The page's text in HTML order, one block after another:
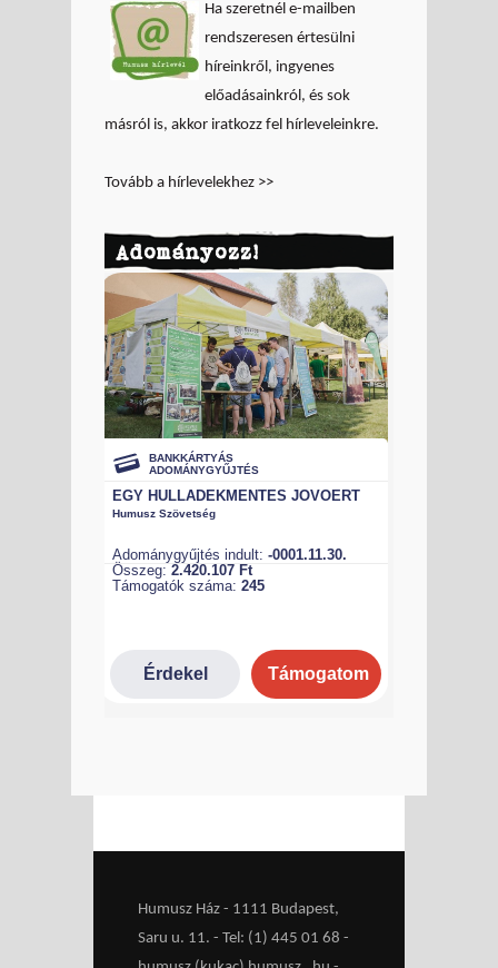
Ha szeretnél e-mailben
rendszeresen értesülni
híreinkről, ingyenes
előadásainkról, és sok
másról is, akkor iratkozz fel hírleveleinkre.
Tovább a hírlevelekhez >>
Adományozz!
Humusz Ház - 1111 Budapest,
Saru u. 11. - Tel: (1) 445 01 68 -